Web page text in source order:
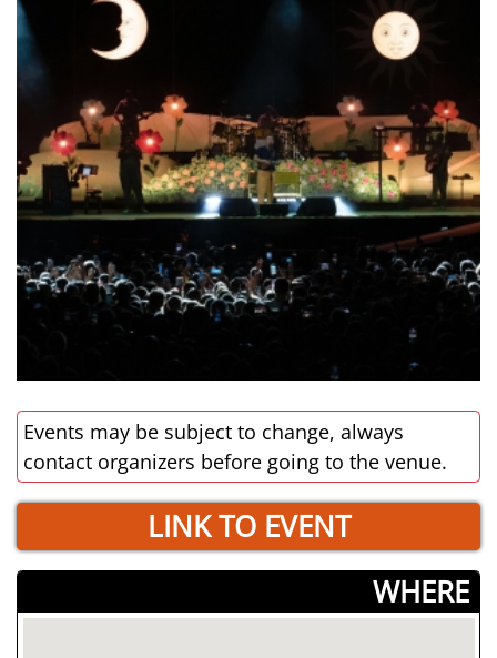
Events may be subject to change, always
contact organizers before going to the venue.
LINK TO EVENT
­WHERE